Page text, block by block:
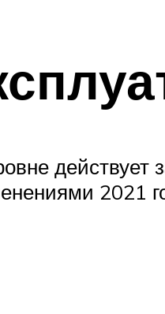
действует
2021